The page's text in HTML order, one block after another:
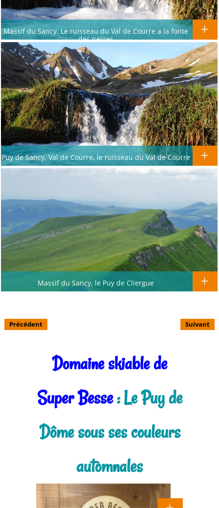
Massif du Sancy, Le ruisseau du Val de Courre a la fonte
des neiges
Puy de Sancy, Val de Courre, le ruisseau du Val de Courre
Massif du Sancy, le Puy de Cliergue
Précédent Suivant
Domaine skiable de
Super Besse: Le Puy de
Dôme sous ses couleurs
automnales